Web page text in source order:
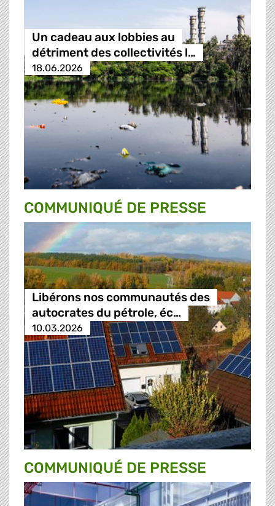
Un cadeau aux lobbies au
détriment des collectivités l…
18.06.2026
COMMUNIQUÉ DE PRESSE
Libérons nos communautés des
autocrates du pétrole, éc…
10.03.2026
COMMUNIQUÉ DE PRESSE